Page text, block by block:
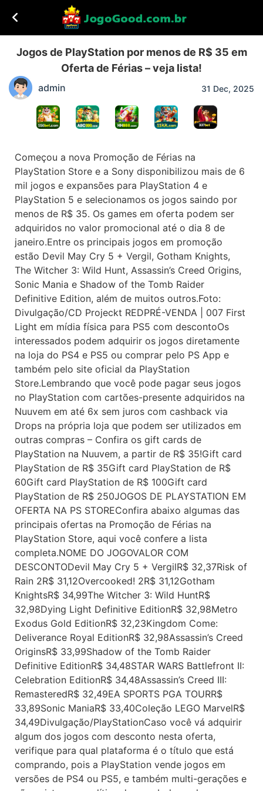
Jogos de PlayStation por menos de R$ 35 em
Oferta de Férias – veja lista!
admin 31 Dec, 2025
Começou a nova Promoção de Férias na
PlayStation Store e a Sony disponibilizou mais de 6
mil jogos e expansões para PlayStation 4 e
PlayStation 5 e selecionamos os jogos saindo por
menos de R$ 35. Os games em oferta podem ser
adquiridos no valor promocional até o dia 8 de
janeiro.Entre os principais jogos em promoção
estão Devil May Cry 5 + Vergil, Gotham Knights,
The Witcher 3: Wild Hunt, Assassin’s Creed Origins,
Sonic Mania e Shadow of the Tomb Raider
Definitive Edition, além de muitos outros.Foto:
Divulgação/CD Projeckt REDPRÉ-VENDA | 007 First
Light em mídia física para PS5 com descontoOs
interessados podem adquirir os jogos diretamente
na loja do PS4 e PS5 ou comprar pelo PS App e
também pelo site oficial da PlayStation
Store.Lembrando que você pode pagar seus jogos
no PlayStation com cartões-presente adquiridos na
Nuuvem em até 6x sem juros com cashback via
Drops na própria loja que podem ser utilizados em
outras compras – Confira os gift cards de
PlayStation na Nuuvem, a partir de R$ 35!Gift card
PlayStation de R$ 35Gift card PlayStation de R$
60Gift card PlayStation de R$ 100Gift card
PlayStation de R$ 250JOGOS DE PLAYSTATION EM
OFERTA NA PS STOREConfira abaixo algumas das
principais ofertas na Promoção de Férias na
PlayStation Store, aqui você confere a lista
completa.NOME DO JOGOVALOR COM
DESCONTODevil May Cry 5 + VergilR$ 32,37Risk of
Rain 2R$ 31,12Overcooked! 2R$ 31,12Gotham
KnightsR$ 34,99The Witcher 3: Wild HuntR$
32,98Dying Light Definitive EditionR$ 32,98Metro
Exodus Gold EditionR$ 32,23Kingdom Come:
Deliverance Royal EditionR$ 32,98Assassin’s Creed
OriginsR$ 33,99Shadow of the Tomb Raider
Definitive EditionR$ 34,48STAR WARS Battlefront II:
Celebration EditionR$ 34,48Assassin’s Creed III:
RemasteredR$ 32,49EA SPORTS PGA TOURR$
33,89Sonic ManiaR$ 33,40Coleção LEGO MarvelR$
34,49Divulgação/PlayStationCaso você vá adquirir
algum dos jogos com desconto nesta oferta,
verifique para qual plataforma é o título que está
comprando, pois a PlayStation vende jogos em
versões de PS4 ou PS5, e também multi-gerações e